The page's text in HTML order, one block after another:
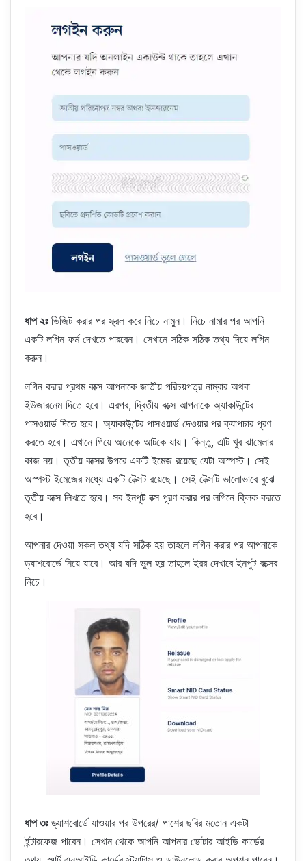
ধাপ ২ঃভিজিট করার পর স্ক্রল করে নিচে নামুন। নিচে নামার পর আপনি
একটি লগিন ফর্ম দেখতে পারবেন। সেখানে সঠিক সঠিক তথ্য দিয়ে লগিন
করুন।
লগিন করার প্রথম বক্সে আপনাকে জাতীয় পরিচয়পত্র নাম্বার অথবা
ইউজারনেম দিতে হবে। এরপর, দ্বিতীয় বক্সে আপনাকে অ্যাকাউন্টের
পাসওয়ার্ড দিতে হবে। অ্যাকাউন্টের পাসওয়ার্ড দেওয়ার পর ক্যাপচার পূরণ
করতে হবে। এখানে গিয়ে অনেকে আটকে যায়। কিন্তু, এটি খুব ঝামেলার
কাজ নয়। তৃতীয় বক্সের উপরে একটি ইমেজ রয়েছে যেটা অস্পস্ট। সেই
অস্পস্ট ইমেজের মধ্যে একটি টেক্সট রয়েছে। সেই টেক্সটি ভালোভাবে বুঝে
তৃতীয় বক্সে লিখতে হবে। সব ইনপুট বক্স পূরণ করার পর লগিনে ক্লিক করতে
হবে।
আপনার দেওয়া সকল তথ্য যদি সঠিক হয় তাহলে লগিন করার পর আপনাকে
ড্যাশবোর্ডে নিয়ে যাবে। আর যদি ভুল হয় তাহলে ইরর দেখাবে ইনপুট বক্সের
নিচে।
ধাপ ৩ঃড্যাশবোর্ডে যাওয়ার পর উপরের/ পাশের ছবির মতোন একটা
ইন্টারফেজ পাবেন। সেখান থেকে আপনি আপনার ভোটার আইডি কার্ডের